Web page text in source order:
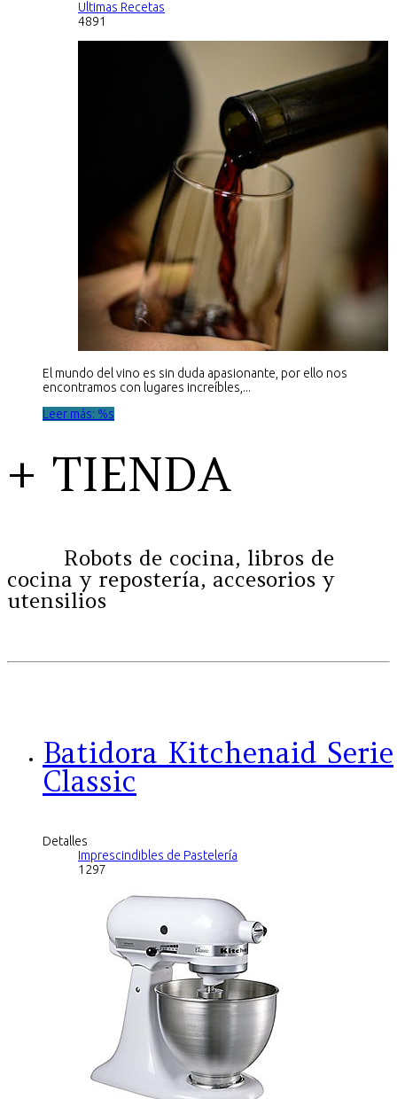
Ultimas Recetas
4891
El mundo del vino es sin duda apasionante, por ello nos
encontramos con lugares increíbles,...
Leer más: %s
+ TIENDA
Robots de cocina, libros de
cocina y repostería, accesorios y
utensilios
Batidora Kitchenaid Serie
Classic
Detalles
Imprescindibles de Pastelería
1297